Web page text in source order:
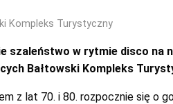
Kompleks Turystyczny
szaleństwo w rytmie disco na
Bałtowski Kompleks
z lat 70. i 80. rozpocznie się o